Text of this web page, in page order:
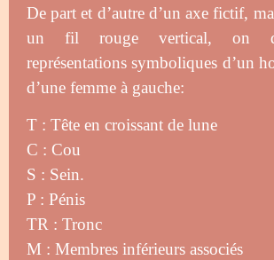
De part et d’autre d’un axe fictif,
un fil rouge vertical, on
représentations symboliques d’un
d’une femme à gauche:
T : Tête en croissant de lune
C : Cou
S : Sein.
P : Pénis
TR : Tronc
M : Membres inférieurs associés